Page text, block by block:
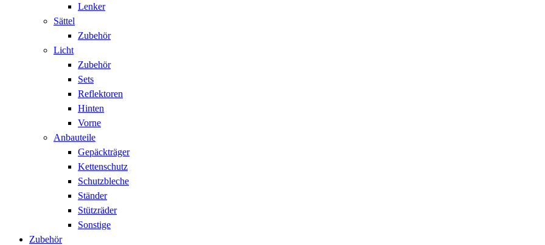
Lenker
Sättel
Zubehör
Licht
Zubehör
Sets
Reflektoren
Hinten
Vorne
Anbauteile
Gepäckträger
Kettenschutz
Schutzbleche
Ständer
Stützräder
Sonstige
Zubehör